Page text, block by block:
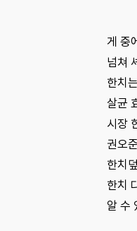
게 중
넘쳐
한치
살균
시장
권오
한치
한치
알 수